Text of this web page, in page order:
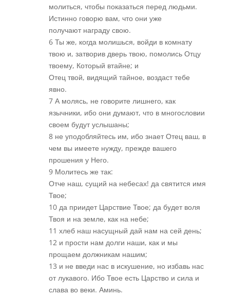
молиться, чтобы показаться перед людьми.
Истинно говорю вам, что они уже
получают награду свою.
6 Ты же, когда молишься, войди в комнату
твою и, затворив дверь твою, помолись Отцу
твоему, Который втайне; и
Отец твой, видящий тайное, воздаст тебе
явно.
7 А молясь, не говорите лишнего, как
язычники, ибо они думают, что в многословии
своем будут услышаны;
8 не уподобляйтесь им, ибо знает Отец ваш, в
чем вы имеете нужду, прежде вашего
прошения у Него.
9 Молитесь же так:
Отче наш, сущий на небесах! да святится имя
Твое;
10 да приидет Царствие Твое; да будет воля
Твоя и на земле, как на небе;
11 хлеб наш насущный дай нам на сей день;
12 и прости нам долги наши, как и мы
прощаем должникам нашим;
13 и не введи нас в искушение, но избавь нас
от лукавого. Ибо Твое есть Царство и сила и
слава во веки. Аминь.